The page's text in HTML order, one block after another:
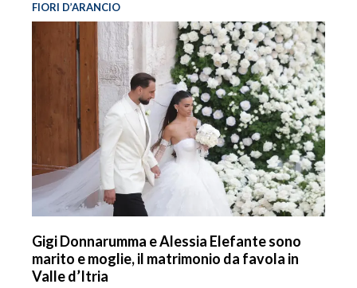
FIORI D’ARANCIO
Gigi Donnarumma e Alessia Elefante sono
marito e moglie, il matrimonio da favola in
Valle d’Itria